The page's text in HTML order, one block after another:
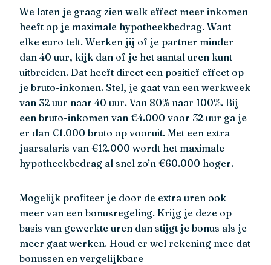
We laten je graag zien welk effect meer inkomen
heeft op je maximale hypotheekbedrag. Want
elke euro telt. Werken jij of je partner minder
dan 40 uur, kijk dan of je het aantal uren kunt
uitbreiden. Dat heeft direct een positief effect op
je bruto-inkomen. Stel, je gaat van een werkweek
van 32 uur naar 40 uur. Van 80% naar 100%. Bij
een bruto-inkomen van €4.000 voor 32 uur ga je
er dan €1.000 bruto op vooruit. Met een extra
jaarsalaris van €12.000 wordt het maximale
hypotheekbedrag al snel zo’n €60.000 hoger.
Mogelijk profiteer je door de extra uren ook
meer van een bonusregeling. Krijg je deze op
basis van gewerkte uren dan stijgt je bonus als je
meer gaat werken. Houd er wel rekening mee dat
bonussen en vergelijkbare